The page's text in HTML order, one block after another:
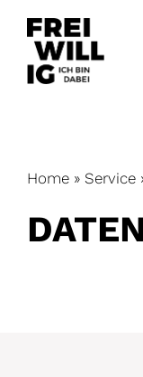
content
Home » Service